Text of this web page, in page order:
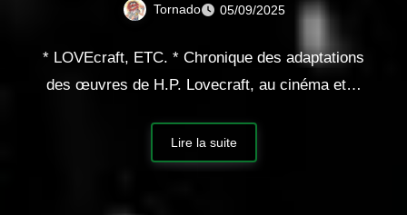
Tornado 05/09/2025
* LOVEcraft, ETC. * Chronique des adaptations
des œuvres de H.P. Lovecraft, au cinéma et…
Lire la suite